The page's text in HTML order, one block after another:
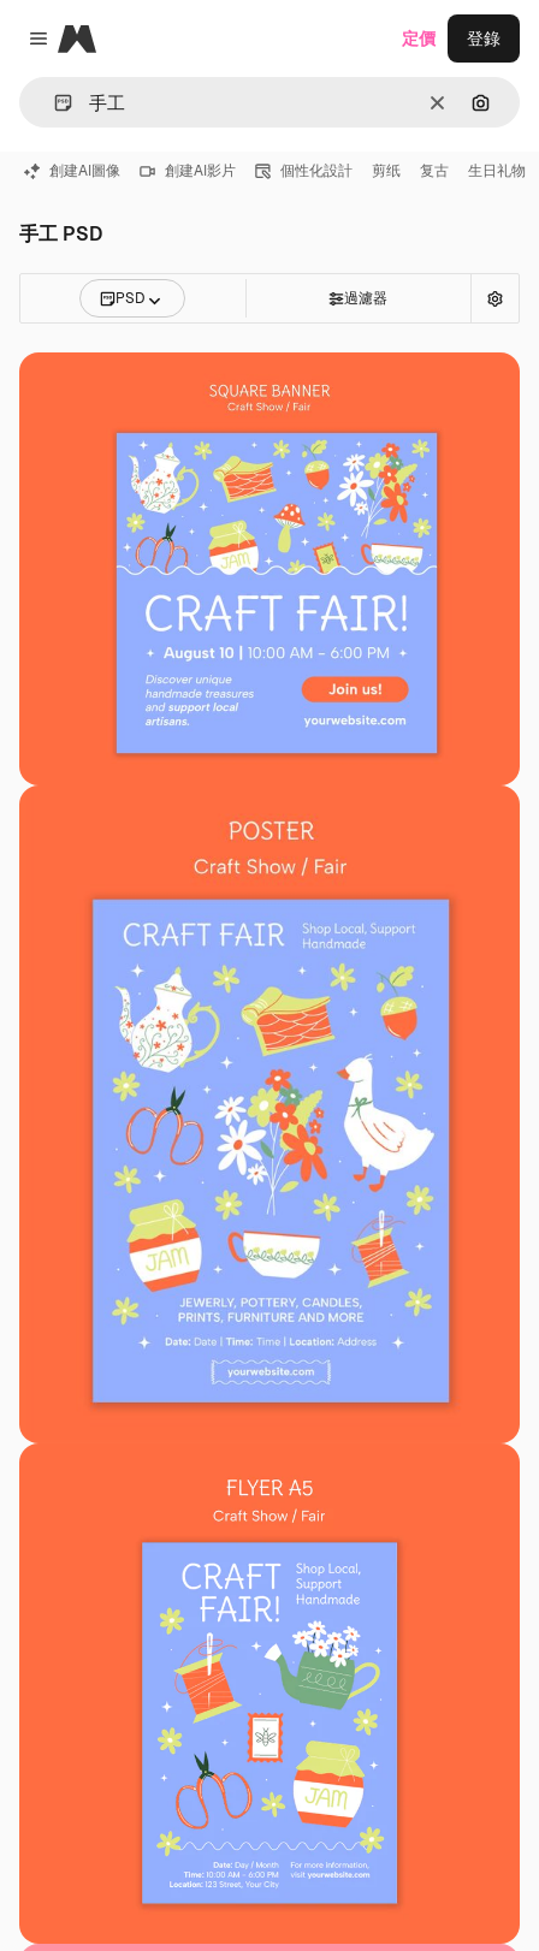
Close menu
Magnific
清除 通過圖
定價 登錄
創建AI圖像 創建AI影片 個性化設計 剪纸 复古 生日礼物
手工 PSD
PSD 過濾器